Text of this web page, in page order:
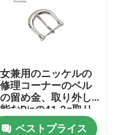
兼用のニッケルの
理コーナーのベル
の留め金、取り外し
なPinの41.2g取り
えのベルトの留め金
ベストプライス